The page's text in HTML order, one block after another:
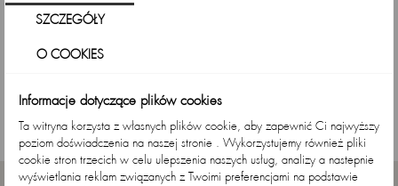
Co nas wyróżnia:
Wsparcie polskiej, odpowiedzialnej produkcji odzieży
Stwórz swoją wyjątkową wielkanocną stylizację i dołącz do grona
kobiet ceniących świadome wybory modowe.
SZCZEGÓŁY
O COOKIES
Informacje dotyczące plików cookies
Ta witryna korzysta z własnych plików cookie, aby zapewnić Ci najwyższy
poziom doświadczenia na naszej stronie . Wykorzystujemy również pliki
cookie stron trzecich w celu ulepszenia naszych usług, analizy a nastepnie
wyświetlania reklam związanych z Twoimi preferencjami na podstawie